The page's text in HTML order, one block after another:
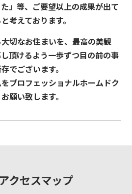
」等、ご要望以上の成果が出て
考えております。
切なお住まいを、最高の美観
頂けるよう一歩ずつ目の前の事
でございます。
プロフェッショナルホームドク
お願い致します。
クセスマップ